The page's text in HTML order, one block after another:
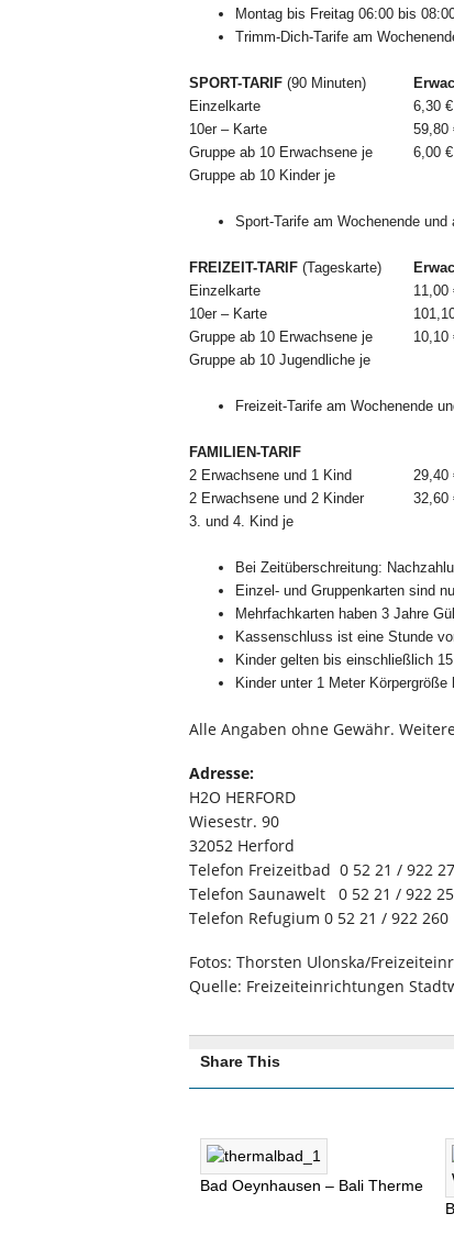
Montag bis Freitag 06:00 bis
Trimm-Dich-Tarife am
SPORT-TARIF (90 Minuten)
Einzelkarte
6,30 €
10er – Karte
59,80
Gruppe ab 10 Erwachsene je
6,00 €
Gruppe ab 10 Kinder je
Sport-Tarife am Wochenende
FREIZEIT-TARIF (Tageskarte)
Einzelkarte
11,00
10er – Karte
Gruppe ab 10 Erwachsene je
10,10
Gruppe ab 10 Jugendliche je
Freizeit-Tarife am Wochenende
FAMILIEN-TARIF
2 Erwachsene und 1 Kind
2 Erwachsene und 2 Kinder
32,60
3. und 4. Kind je
Bei Zeitüberschreitung:
Einzel- und Gruppenkarten sind
Mehrfachkarten haben 3 Jahre
Kassenschluss ist eine Stunde
Kinder gelten bis einschließlich
Kinder unter 1 Meter
Alle Angaben ohne Gewähr.
Adresse:
H2O HERFORD
Wiesestr. 90
32052 Herford
Telefon Freizeitbad 0 52 21 / 922
Telefon Saunawelt 0 52 21 / 922
Telefon Refugium 0 52 21 / 922 260
Fotos: Thorsten Ulonska/
Quelle: Freizeiteinrichtungen
Share This
Bad Oeynhausen – Bali Therme